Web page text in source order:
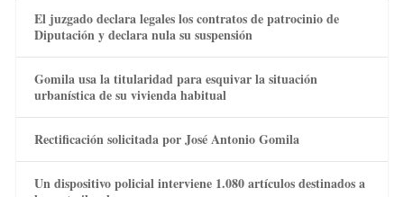
El juzgado declara legales los contratos de patrocinio de
Diputación y declara nula su suspensión
Gomila usa la titularidad para esquivar la situación
urbanística de su vivienda habitual
Rectificación solicitada por José Antonio Gomila
Un dispositivo policial interviene 1.080 artículos destinados a